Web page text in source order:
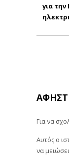
για
Για να
Αυτός ο
να